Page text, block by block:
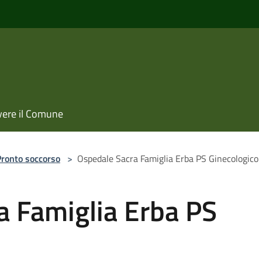
il Comune
soccorso > Ospedale Sacra Famiglia Erba PS Ginecologico
Famiglia Erba PS